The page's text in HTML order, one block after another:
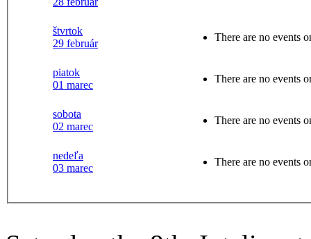
štvrtok
29 február
There are no events
piatok
01 marec
There are no events
sobota
02 marec
There are no events
nedeľa
03 marec
There are no events